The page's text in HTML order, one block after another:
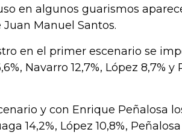
en algunos guarismos
Manuel Santos.
en el primer escenario se
Navarro 12,7%, López 8,7%
y con Enrique Peñalosa
14,2%, López 10,8%,